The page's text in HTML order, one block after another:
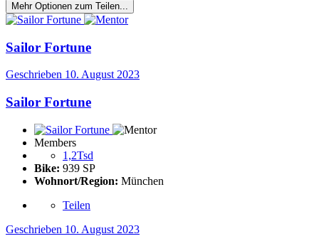
Mehr Optionen zum Teilen...
Sailor Fortune
Geschrieben 10. August 2023
Sailor Fortune
Members
1,2Tsd
Bike: 939 SP
Wohnort/Region: München
Teilen
Geschrieben 10. August 2023